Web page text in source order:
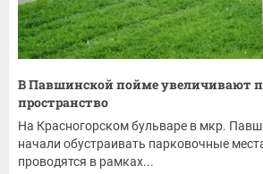
В Павшинской пойме увеличивают
пространство
На Красногорском бульваре в мкр.
начали обустраивать парковочные
проводятся в рамках...